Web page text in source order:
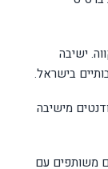
ישיבה
בישראל.
מישיבה
משותפים עם